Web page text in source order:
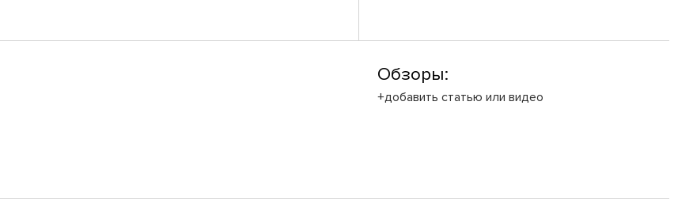
Обзоры:
+добавить статью или видео